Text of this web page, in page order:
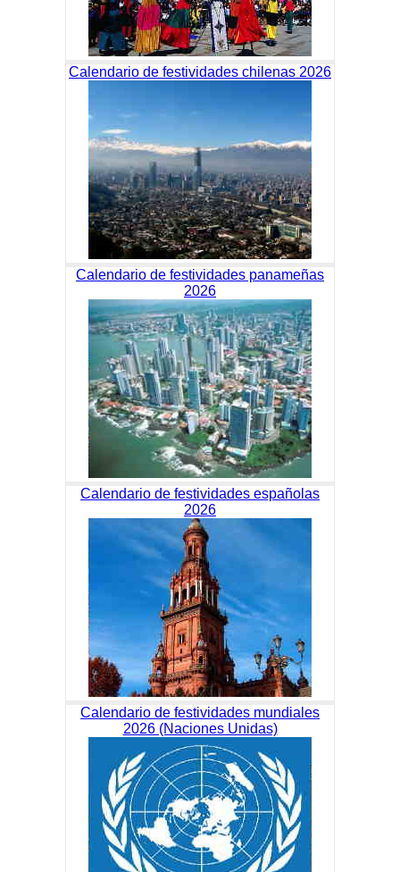
Calendario de festividades chilenas 2026
Calendario de festividades panameñas
2026
Calendario de festividades españolas
2026
Calendario de festividades mundiales
2026 (Naciones Unidas)